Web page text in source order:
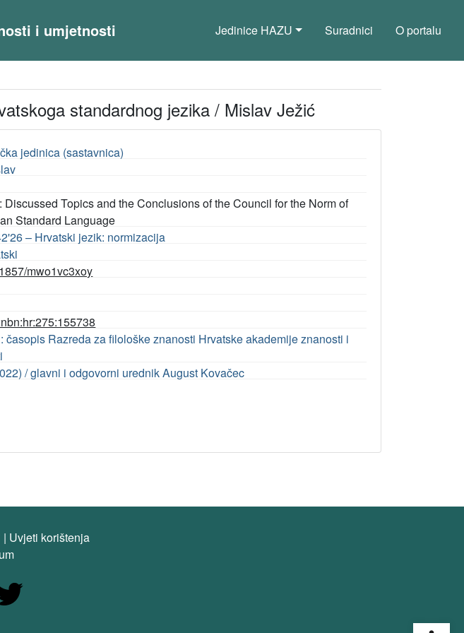
i umjetnosti Jedinice HAZU Suradnici O portalu
standardnog jezika / Mislav Ježić
jedinica (sastavnica)
Discussed Topics and the Conclusions of the Council for the Norm of
Standard Language
– Hrvatski jezik: normizacija
mwo1vc3xoy
časopis Razreda za filološke znanosti Hrvatske akademije znanosti i
/ glavni i odgovorni urednik August Kovačec
| Uvjeti korištenja